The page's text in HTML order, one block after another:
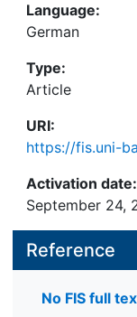
Language:
German
Type:
Article
URI:
https://fis.uni-
Activation date:
September 24,
Reference
No FIS full